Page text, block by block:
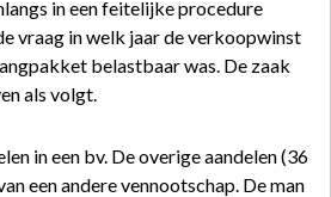
in een feitelijke procedure
vraag in welk jaar de verkoopwinst
belastbaar was. De zaak
als volgt.
in een bv. De overige aandelen (36
een andere vennootschap. De man